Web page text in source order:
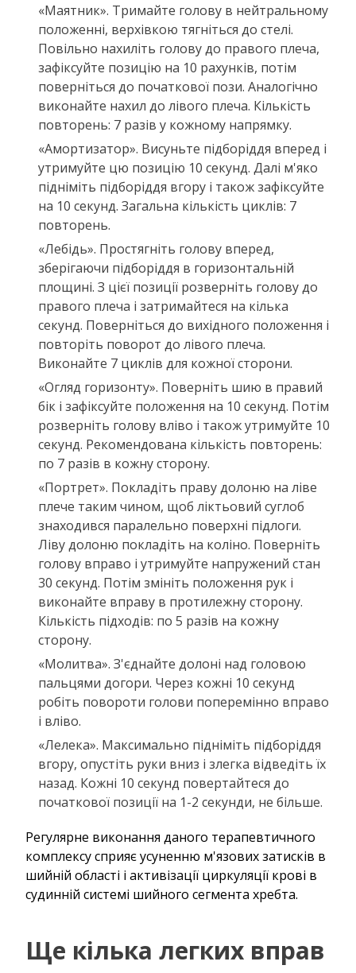
«Маятник». Тримайте голову в нейтральному
положенні, верхівкою тягніться до стелі.
Повільно нахиліть голову до правого плеча,
зафіксуйте позицію на 10 рахунків, потім
поверніться до початкової пози. Аналогічно
виконайте нахил до лівого плеча. Кількість
повторень: 7 разів у кожному напрямку.
«Амортизатор». Висуньте підборіддя вперед і
утримуйте цю позицію 10 секунд. Далі м'яко
підніміть підборіддя вгору і також зафіксуйте
на 10 секунд. Загальна кількість циклів: 7
повторень.
«Лебідь». Простягніть голову вперед,
зберігаючи підборіддя в горизонтальній
площині. З цієї позиції розверніть голову до
правого плеча і затримайтеся на кілька
секунд. Поверніться до вихідного положення і
повторіть поворот до лівого плеча.
Виконайте 7 циклів для кожної сторони.
«Огляд горизонту». Поверніть шию в правий
бік і зафіксуйте положення на 10 секунд. Потім
розверніть голову вліво і також утримуйте 10
секунд. Рекомендована кількість повторень:
по 7 разів в кожну сторону.
«Портрет». Покладіть праву долоню на ліве
плече таким чином, щоб ліктьовий суглоб
знаходився паралельно поверхні підлоги.
Ліву долоню покладіть на коліно. Поверніть
голову вправо і утримуйте напружений стан
30 секунд. Потім змініть положення рук і
виконайте вправу в протилежну сторону.
Кількість підходів: по 5 разів на кожну
сторону.
«Молитва». З'єднайте долоні над головою
пальцями догори. Через кожні 10 секунд
робіть повороти голови поперемінно вправо
і вліво.
«Лелека». Максимально підніміть підборіддя
вгору, опустіть руки вниз і злегка відведіть їх
назад. Кожні 10 секунд повертайтеся до
початкової позиції на 1-2 секунди, не більше.
Регулярне виконання даного терапевтичного
комплексу сприяє усуненню м'язових затисків в
шийній області і активізації циркуляції крові в
судинній системі шийного сегмента хребта.
Ще кілька легких вправ